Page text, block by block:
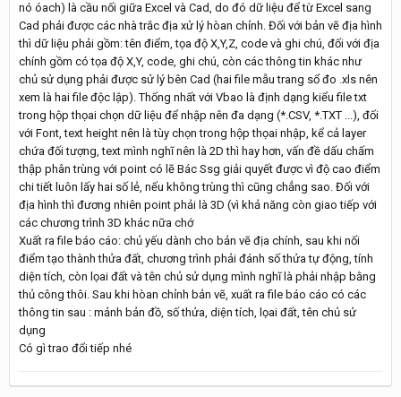
nó óach) là cầu nối giữa Excel và Cad, do đó dữ liệu để từ Excel sang
Cad phải được các nhà trắc địa xử lý hòan chỉnh. Đối với bản vẽ địa hình
thì dữ liệu phải gồm: tên điểm, tọa độ X,Y,Z, code và ghi chú, đối với địa
chính gồm có tọa độ X,Y, code, ghi chú, còn các thông tin khác như
chủ sử dụng phải được sử lý bên Cad (hai file mẫu trang sổ đo .xls nên
xem là hai file độc lập). Thống nhất với Vbao là định dạng kiểu file txt
trong hộp thọai chọn dữ liệu để nhập nên đa dạng (*.CSV, *.TXT ...), đối
với Font, text height nên là tùy chọn trong hộp thọai nhập, kể cả layer
chứa đối tượng, text mình nghĩ nên là 2D thì hay hơn, vấn đề dấu chấm
thập phân trùng với point có lẽ Bác Ssg giải quyết được vì độ cao điểm
chi tiết luôn lấy hai số lẻ, nếu không trùng thì cũng chẳng sao. Đối với
địa hình thì đương nhiên point phải là 3D (vì khả năng còn giao tiếp với
các chương trình 3D khác nữa chớ
Xuất ra file báo cáo: chủ yếu dành cho bản vẽ địa chính, sau khi nối
điểm tạo thành thửa đất, chương trình phải đánh số thửa tự động, tính
diện tích, còn lọai đất và tên chủ sử dụng mình nghĩ là phải nhập bằng
thủ công thôi. Sau khi hòan chỉnh bản vẽ, xuất ra file báo cáo có các
thông tin sau : mảnh bản đồ, số thửa, diện tích, lọai đất, tên chủ sử
dụng
Có gì trao đổi tiếp nhé